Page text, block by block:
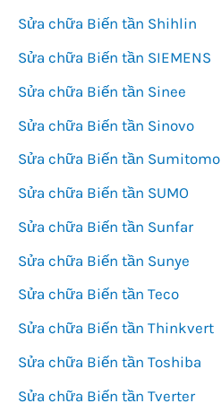
Sửa chữa Biến tần Shihlin
Sửa chữa Biến tần SIEMENS
Sửa chữa Biến tần Sinee
Sửa chữa Biến tần Sinovo
Sửa chữa Biến tần Sumitomo
Sửa chữa Biến tần SUMO
Sửa chữa Biến tần Sunfar
Sửa chữa Biến tần Sunye
Sửa chữa Biến tần Teco
Sửa chữa Biến tần Thinkvert
Sửa chữa Biến tần Toshiba
Sửa chữa Biến tần Tverter